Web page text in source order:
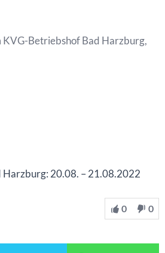
Betriebshof Bad Harzburg,
20.08. – 21.08.2022
0 0